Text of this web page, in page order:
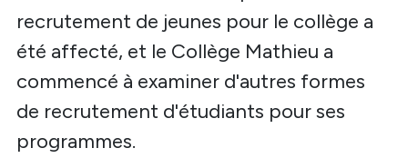
recrutement de jeunes pour le collège a
été affecté, et le Collège Mathieu a
commencé à examiner d'autres formes
de recrutement d'étudiants pour ses
programmes.